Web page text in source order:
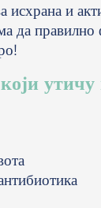
исхрана и
да
утичу